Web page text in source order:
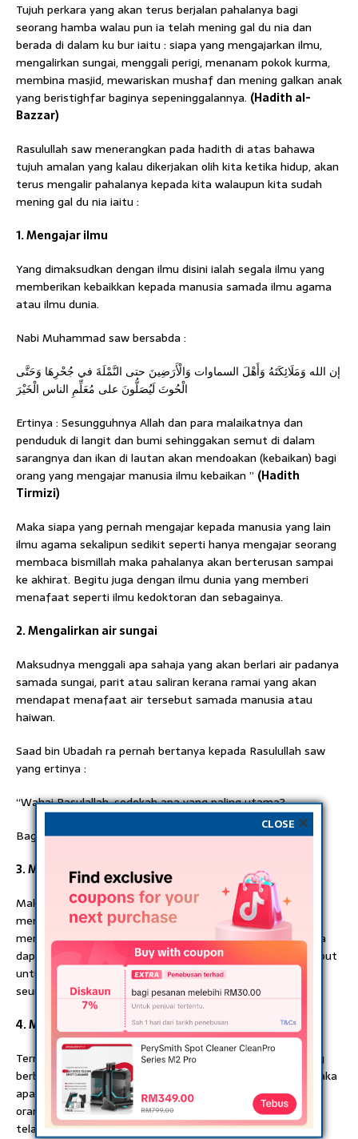
Tujuh perkara yang akan terus berjalan pahalanya bagi
seorang hamba walau pun ia telah mening gal du nia dan
berada di dalam ku bur iaitu : siapa yang mengajarkan ilmu,
mengalirkan sungai, menggali perigi, menanam pokok kurma,
membina masjid, mewariskan mushaf dan mening galkan anak
yang beristighfar baginya sepeninggalannya. (Hadith al-
Bazzar)
Rasulullah saw menerangkan pada hadith di atas bahawa
tujuh amalan yang kalau dikerjakan olih kita ketika hidup, akan
terus mengalir pahalanya kepada kita walaupun kita sudah
mening gal du nia iaitu :
1. Mengajar ilmu
Yang dimaksudkan dengan ilmu disini ialah segala ilmu yang
memberikan kebaikkan kepada manusia samada ilmu agama
atau ilmu dunia.
Nabi Muhammad saw bersabda :
إن الله وَمَلَائِكَتَهُ وَأَهْلَ السماوات وَالْأَرَضِينَ حتى النَّمْلَةَ في جُحْرِهَا وَحَتَّى
الْحُوتَ لَيُصَلُّونَ على مُعَلِّمِ الناس الْخَيْرَ
Ertinya : Sesungguhnya Allah dan para malaikatnya dan
penduduk di langit dan bumi sehinggakan semut di dalam
sarangnya dan ikan di lautan akan mendoakan (kebaikan) bagi
orang yang mengajar manusia ilmu kebaikan ” (Hadith
Tirmizi)
Maka siapa yang pernah mengajar kepada manusia yang lain
ilmu agama sekalipun sedikit seperti hanya mengajar seorang
membaca bismillah maka pahalanya akan berterusan sampai
ke akhirat. Begitu juga dengan ilmu dunia yang memberi
menafaat seperti ilmu kedoktoran dan sebagainya.
2. Mengalirkan air sungai
Maksudnya menggali apa sahaja yang akan berlari air padanya
samada sungai, parit atau saliran kerana ramai yang akan
mendapat menafaat air tersebut samada manusia atau
haiwan.
Saad bin Ubadah ra pernah bertanya kepada Rasulullah saw
yang ertinya :
“Wahai Rasulallah, sedekah apa yang paling utama?
Baginda menjawab : “Memberi air.”(Hadith Abu Daud)
3. Menggali perigi
Maksudnya membuat perigi untuk orang ramai
menggunakannya dan termasuk juga orang yang bekerja
menyediakan bekalan air paip atau seumpamanya sehingga
dapatlah orang ramai minum atau menggunakan air tersebut
untuk berwuduk, mandi, membasuh pakaian dan
seumpamanya.
4. Menanam pokok kurma
Termasuk pokok kurma ialah segala jenis pokok-pokok yang
berbuah yang boleh dimakan atau sayuran dan lain-lain. Maka
apabila buahnya dimakan oleh manusia atau haiwan maka
orang yang menanamnya akan mendapat pahala sekalipun
telah berada di alam barzakh.
CLOSE